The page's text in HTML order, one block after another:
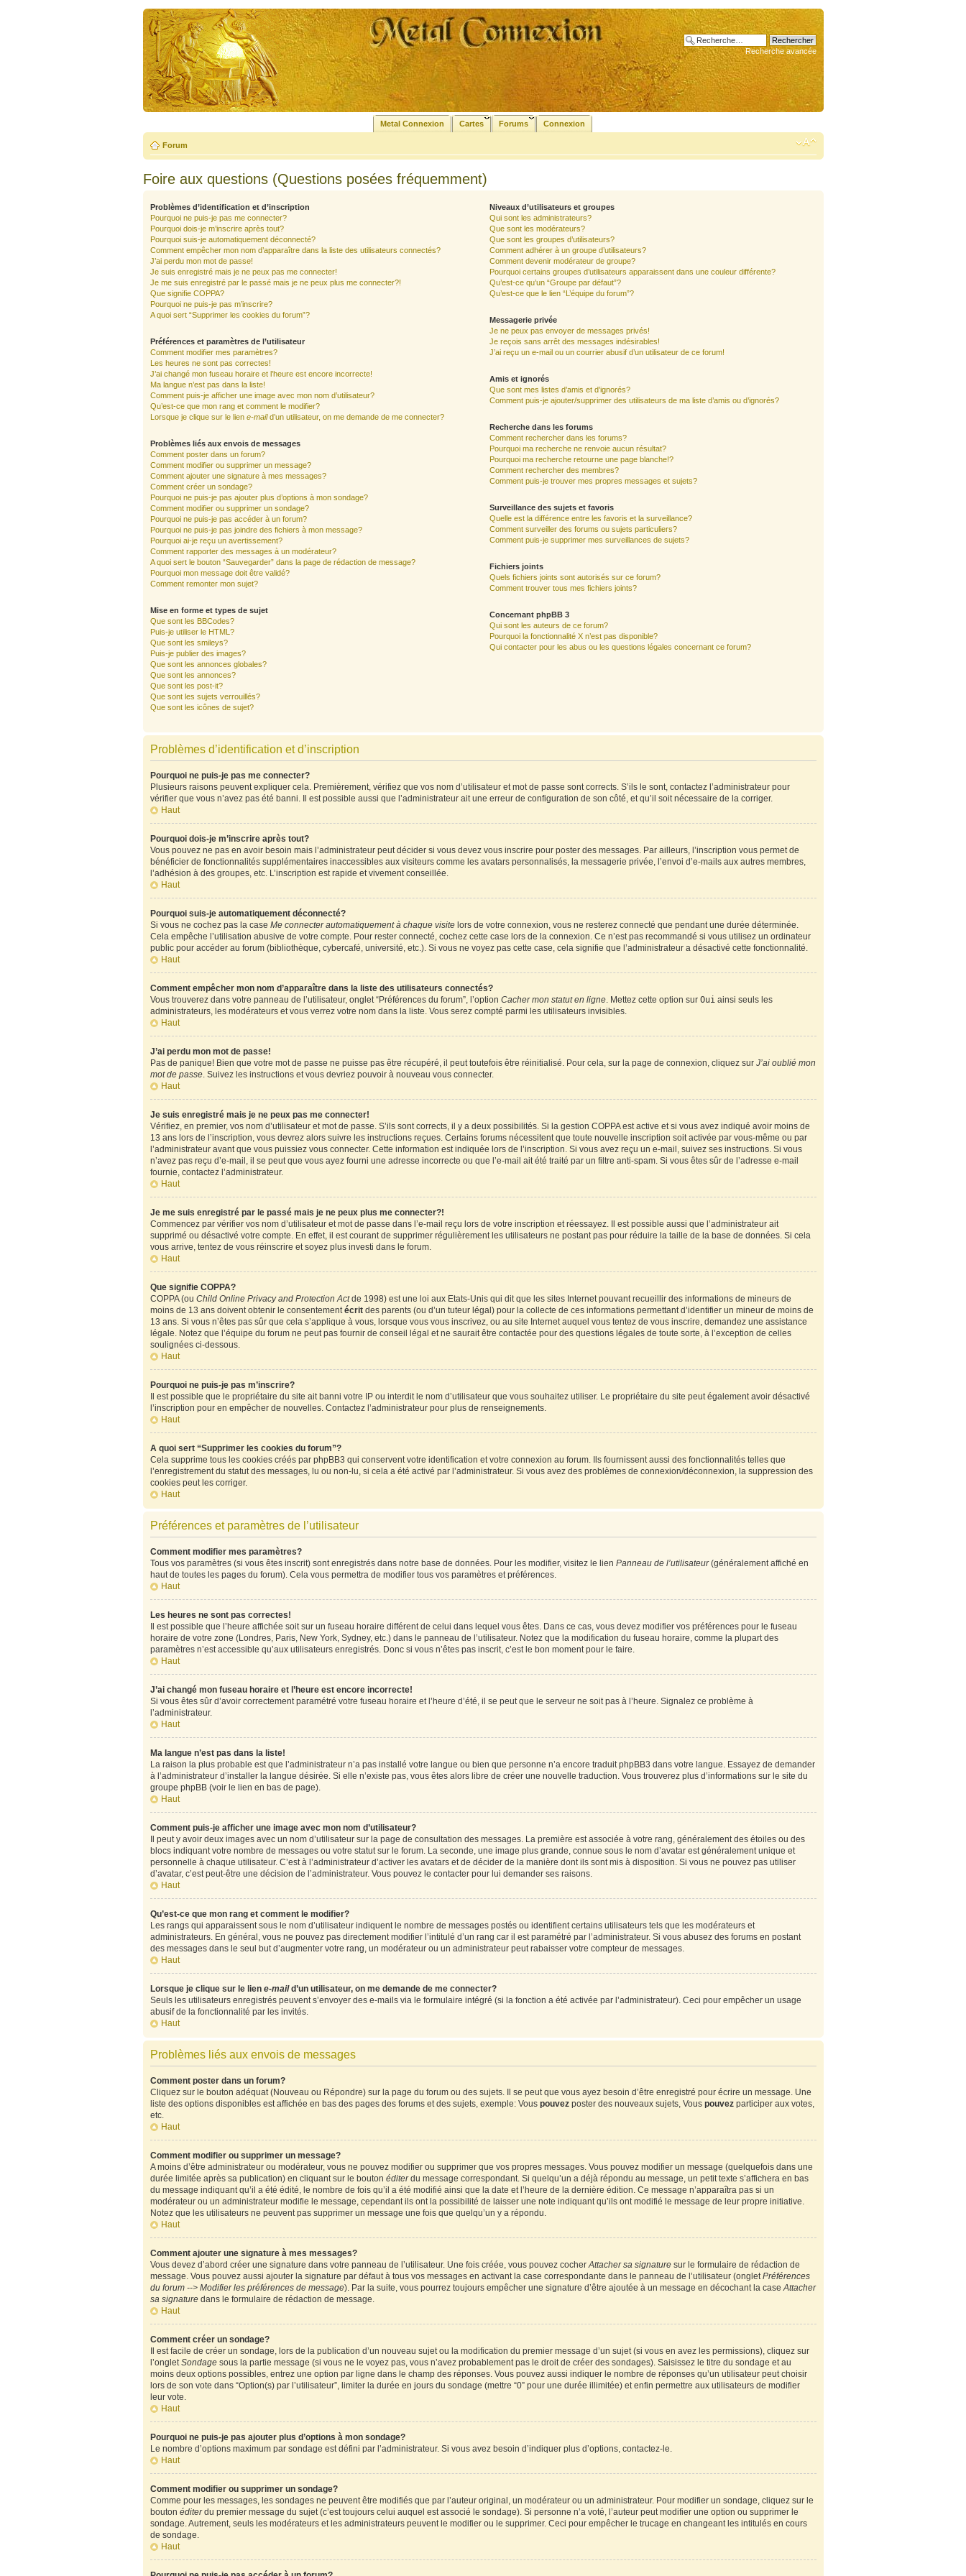
Recherche avancée
Metal Connexion Cartes Forums Connexion
Forum
Foire aux questions (Questions posées fréquemment)
Problèmes d’identification et d’inscription
Pourquoi ne puis-je pas me connecter?
Pourquoi dois-je m’inscrire après tout?
Pourquoi suis-je automatiquement déconnecté?
Comment empêcher mon nom d’apparaître dans la liste des utilisateurs connectés?
J’ai perdu mon mot de passe!
Je suis enregistré mais je ne peux pas me connecter!
Je me suis enregistré par le passé mais je ne peux plus me connecter?!
Que signifie COPPA?
Pourquoi ne puis-je pas m’inscrire?
A quoi sert “Supprimer les cookies du forum”?
Préférences et paramètres de l’utilisateur
Comment modifier mes paramètres?
Les heures ne sont pas correctes!
J’ai changé mon fuseau horaire et l’heure est encore incorrecte!
Ma langue n’est pas dans la liste!
Comment puis-je afficher une image avec mon nom d’utilisateur?
Qu’est-ce que mon rang et comment le modifier?
Lorsque je clique sur le lien e-maild’un utilisateur, on me demande de me connecter?
Problèmes liés aux envois de messages
Comment poster dans un forum?
Comment modifier ou supprimer un message?
Comment ajouter une signature à mes messages?
Comment créer un sondage?
Pourquoi ne puis-je pas ajouter plus d’options à mon sondage?
Comment modifier ou supprimer un sondage?
Pourquoi ne puis-je pas accéder à un forum?
Pourquoi ne puis-je pas joindre des fichiers à mon message?
Pourquoi ai-je reçu un avertissement?
Comment rapporter des messages à un modérateur?
A quoi sert le bouton “Sauvegarder” dans la page de rédaction de message?
Pourquoi mon message doit être validé?
Comment remonter mon sujet?
Mise en forme et types de sujet
Que sont les BBCodes?
Puis-je utiliser le HTML?
Que sont les smileys?
Puis-je publier des images?
Que sont les annonces globales?
Que sont les annonces?
Que sont les post-it?
Que sont les sujets verrouillés?
Que sont les icônes de sujet?
Niveaux d’utilisateurs et groupes
Qui sont les administrateurs?
Que sont les modérateurs?
Que sont les groupes d’utilisateurs?
Comment adhérer à un groupe d’utilisateurs?
Comment devenir modérateur de groupe?
Pourquoi certains groupes d’utilisateurs apparaissent dans une couleur différente?
Qu’est-ce qu’un “Groupe par défaut”?
Qu’est-ce que le lien “L’équipe du forum”?
Messagerie privée
Je ne peux pas envoyer de messages privés!
Je reçois sans arrêt des messages indésirables!
J’ai reçu un e-mail ou un courrier abusif d’un utilisateur de ce forum!
Amis et ignorés
Que sont mes listes d’amis et d’ignorés?
Comment puis-je ajouter/supprimer des utilisateurs de ma liste d’amis ou d’ignorés?
Recherche dans les forums
Comment rechercher dans les forums?
Pourquoi ma recherche ne renvoie aucun résultat?
Pourquoi ma recherche retourne une page blanche!?
Comment rechercher des membres?
Comment puis-je trouver mes propres messages et sujets?
Surveillance des sujets et favoris
Quelle est la différence entre les favoris et la surveillance?
Comment surveiller des forums ou sujets particuliers?
Comment puis-je supprimer mes surveillances de sujets?
Fichiers joints
Quels fichiers joints sont autorisés sur ce forum?
Comment trouver tous mes fichiers joints?
Concernant phpBB 3
Qui sont les auteurs de ce forum?
Pourquoi la fonctionnalité X n’est pas disponible?
Qui contacter pour les abus ou les questions légales concernant ce forum?
Problèmes d’identification et d’inscription
Pourquoi ne puis-je pas me connecter?
Plusieurs raisons peuvent expliquer cela. Premièrement, vérifiez que vos nom d’utilisateur et mot de passe sont corrects. S’ils le sont, contactez l’administrateur pour
vérifier que vous n’avez pas été banni. Il est possible aussi que l’administrateur ait une erreur de configuration de son côté, et qu’il soit nécessaire de la corriger.
Haut
Pourquoi dois-je m’inscrire après tout?
Vous pouvez ne pas en avoir besoin mais l’administrateur peut décider si vous devez vous inscrire pour poster des messages. Par ailleurs, l’inscription vous permet de
bénéficier de fonctionnalités supplémentaires inaccessibles aux visiteurs comme les avatars personnalisés, la messagerie privée, l’envoi d’e-mails aux autres membres,
l’adhésion à des groupes, etc. L’inscription est rapide et vivement conseillée.
Haut
Pourquoi suis-je automatiquement déconnecté?
Si vous ne cochez pas la case Me connecter automatiquement à chaque visitelors de votre connexion, vous ne resterez connecté que pendant une durée déterminée.
Cela empêche l’utilisation abusive de votre compte. Pour rester connecté, cochez cette case lors de la connexion. Ce n’est pas recommandé si vous utilisez un ordinateur
public pour accéder au forum (bibliothèque, cybercafé, université, etc.). Si vous ne voyez pas cette case, cela signifie que l’administrateur a désactivé cette fonctionnalité.
Haut
Comment empêcher mon nom d’apparaître dans la liste des utilisateurs connectés?
Vous trouverez dans votre panneau de l’utilisateur, onglet “Préférences du forum”, l’option Cacher mon statut en ligne. Mettez cette option sur Ouiainsi seuls les
administrateurs, les modérateurs et vous verrez votre nom dans la liste. Vous serez compté parmi les utilisateurs invisibles.
Haut
J’ai perdu mon mot de passe!
Pas de panique! Bien que votre mot de passe ne puisse pas être récupéré, il peut toutefois être réinitialisé. Pour cela, sur la page de connexion, cliquez sur J’ai oublié mon
mot de passe. Suivez les instructions et vous devriez pouvoir à nouveau vous connecter.
Haut
Je suis enregistré mais je ne peux pas me connecter!
Vérifiez, en premier, vos nom d’utilisateur et mot de passe. S’ils sont corrects, il y a deux possibilités. Si la gestion COPPA est active et si vous avez indiqué avoir moins de
13 ans lors de l’inscription, vous devrez alors suivre les instructions reçues. Certains forums nécessitent que toute nouvelle inscription soit activée par vous-même ou par
l’administrateur avant que vous puissiez vous connecter. Cette information est indiquée lors de l’inscription. Si vous avez reçu un e-mail, suivez ses instructions. Si vous
n’avez pas reçu d’e-mail, il se peut que vous ayez fourni une adresse incorrecte ou que l’e-mail ait été traité par un filtre anti-spam. Si vous êtes sûr de l’adresse e-mail
fournie, contactez l’administrateur.
Haut
Je me suis enregistré par le passé mais je ne peux plus me connecter?!
Commencez par vérifier vos nom d’utilisateur et mot de passe dans l’e-mail reçu lors de votre inscription et réessayez. Il est possible aussi que l’administrateur ait
supprimé ou désactivé votre compte. En effet, il est courant de supprimer régulièrement les utilisateurs ne postant pas pour réduire la taille de la base de données. Si cela
vous arrive, tentez de vous réinscrire et soyez plus investi dans le forum.
Haut
Que signifie COPPA?
COPPA (ou Child Online Privacy and Protection Actde 1998) est une loi aux Etats-Unis qui dit que les sites Internet pouvant recueillir des informations de mineurs de
moins de 13 ans doivent obtenir le consentementécritdes parents (ou d’un tuteur légal) pour la collecte de ces informations permettant d’identifier un mineur de moins de
13 ans. Si vous n’êtes pas sûr que cela s’applique à vous, lorsque vous vous inscrivez, ou au site Internet auquel vous tentez de vous inscrire, demandez une assistance
légale. Notez que l’équipe du forum ne peut pas fournir de conseil légal et ne saurait être contactée pour des questions légales de toute sorte, à l’exception de celles
soulignées ci-dessous.
Haut
Pourquoi ne puis-je pas m’inscrire?
Il est possible que le propriétaire du site ait banni votre IP ou interdit le nom d’utilisateur que vous souhaitez utiliser. Le propriétaire du site peut également avoir désactivé
l’inscription pour en empêcher de nouvelles. Contactez l’administrateur pour plus de renseignements.
Haut
A quoi sert “Supprimer les cookies du forum”?
Cela supprime tous les cookies créés par phpBB3 qui conservent votre identification et votre connexion au forum. Ils fournissent aussi des fonctionnalités telles que
l’enregistrement du statut des messages, lu ou non-lu, si cela a été activé par l’administrateur. Si vous avez des problèmes de connexion/déconnexion, la suppression des
cookies peut les corriger.
Haut
Préférences et paramètres de l’utilisateur
Comment modifier mes paramètres?
Tous vos paramètres (si vous êtes inscrit) sont enregistrés dans notre base de données. Pour les modifier, visitez le lien Panneau de l’utilisateur(généralement affiché en
haut de toutes les pages du forum). Cela vous permettra de modifier tous vos paramètres et préférences.
Haut
Les heures ne sont pas correctes!
Il est possible que l’heure affichée soit sur un fuseau horaire différent de celui dans lequel vous êtes. Dans ce cas, vous devez modifier vos préférences pour le fuseau
horaire de votre zone (Londres, Paris, New York, Sydney, etc.) dans le panneau de l’utilisateur. Notez que la modification du fuseau horaire, comme la plupart des
paramètres n’est accessible qu’aux utilisateurs enregistrés. Donc si vous n’êtes pas inscrit, c’est le bon moment pour le faire.
Haut
J’ai changé mon fuseau horaire et l’heure est encore incorrecte!
Si vous êtes sûr d’avoir correctement paramétré votre fuseau horaire et l’heure d’été, il se peut que le serveur ne soit pas à l’heure. Signalez ce problème à
l’administrateur.
Haut
Ma langue n’est pas dans la liste!
La raison la plus probable est que l’administrateur n’a pas installé votre langue ou bien que personne n’a encore traduit phpBB3 dans votre langue. Essayez de demander
à l’administrateur d’installer la langue désirée. Si elle n’existe pas, vous êtes alors libre de créer une nouvelle traduction. Vous trouverez plus d’informations sur le site du
groupe phpBB (voir le lien en bas de page).
Haut
Comment puis-je afficher une image avec mon nom d’utilisateur?
Il peut y avoir deux images avec un nom d’utilisateur sur la page de consultation des messages. La première est associée à votre rang, généralement des étoiles ou des
blocs indiquant votre nombre de messages ou votre statut sur le forum. La seconde, une image plus grande, connue sous le nom d’avatar est généralement unique et
personnelle à chaque utilisateur. C’est à l’administrateur d’activer les avatars et de décider de la manière dont ils sont mis à disposition. Si vous ne pouvez pas utiliser
d’avatar, c’est peut-être une décision de l’administrateur. Vous pouvez le contacter pour lui demander ses raisons.
Haut
Qu’est-ce que mon rang et comment le modifier?
Les rangs qui apparaissent sous le nom d’utilisateur indiquent le nombre de messages postés ou identifient certains utilisateurs tels que les modérateurs et
administrateurs. En général, vous ne pouvez pas directement modifier l’intitulé d’un rang car il est paramétré par l’administrateur. Si vous abusez des forums en postant
des messages dans le seul but d’augmenter votre rang, un modérateur ou un administrateur peut rabaisser votre compteur de messages.
Haut
Lorsque je clique sur le lien e-maild’un utilisateur, on me demande de me connecter?
Seuls les utilisateurs enregistrés peuvent s’envoyer des e-mails via le formulaire intégré (si la fonction a été activée par l’administrateur). Ceci pour empêcher un usage
abusif de la fonctionnalité par les invités.
Haut
Problèmes liés aux envois de messages
Comment poster dans un forum?
Cliquez sur le bouton adéquat (Nouveau ou Répondre) sur la page du forum ou des sujets. Il se peut que vous ayez besoin d’être enregistré pour écrire un message. Une
liste des options disponibles est affichée en bas des pages des forums et des sujets, exemple: Vous pouvezposter des nouveaux sujets, Vous pouvezparticiper aux votes,
etc.
Haut
Comment modifier ou supprimer un message?
A moins d’être administrateur ou modérateur, vous ne pouvez modifier ou supprimer que vos propres messages. Vous pouvez modifier un message (quelquefois dans une
durée limitée après sa publication) en cliquant sur le bouton éditerdu message correspondant. Si quelqu’un a déjà répondu au message, un petit texte s’affichera en bas
du message indiquant qu’il a été édité, le nombre de fois qu’il a été modifié ainsi que la date et l’heure de la dernière édition. Ce message n’apparaîtra pas si un
modérateur ou un administrateur modifie le message, cependant ils ont la possibilité de laisser une note indiquant qu’ils ont modifié le message de leur propre initiative.
Notez que les utilisateurs ne peuvent pas supprimer un message une fois que quelqu’un y a répondu.
Haut
Comment ajouter une signature à mes messages?
Vous devez d’abord créer une signature dans votre panneau de l’utilisateur. Une fois créée, vous pouvez cocherAttacher sa signaturesur le formulaire de rédaction de
message. Vous pouvez aussi ajouter la signature par défaut à tous vos messages en activant la case correspondante dans le panneau de l’utilisateur (ongletPréférences
du forum --> Modifier les préférences de message). Par la suite, vous pourrez toujours empêcher une signature d’être ajoutée à un message en décochant la caseAttacher
sa signaturedans le formulaire de rédaction de message.
Haut
Comment créer un sondage?
Il est facile de créer un sondage, lors de la publication d’un nouveau sujet ou la modification du premier message d’un sujet (si vous en avez les permissions), cliquez sur
l’ongletSondagesous la partie message (si vous ne le voyez pas, vous n’avez probablement pas le droit de créer des sondages). Saisissez le titre du sondage et au
moins deux options possibles, entrez une option par ligne dans le champ des réponses. Vous pouvez aussi indiquer le nombre de réponses qu’un utilisateur peut choisir
lors de son vote dans “Option(s) par l’utilisateur”, limiter la durée en jours du sondage (mettre “0” pour une durée illimitée) et enfin permettre aux utilisateurs de modifier
leur vote.
Haut
Pourquoi ne puis-je pas ajouter plus d’options à mon sondage?
Le nombre d’options maximum par sondage est défini par l’administrateur. Si vous avez besoin d’indiquer plus d’options, contactez-le.
Haut
Comment modifier ou supprimer un sondage?
Comme pour les messages, les sondages ne peuvent être modifiés que par l’auteur original, un modérateur ou un administrateur. Pour modifier un sondage, cliquez sur le
bouton éditerdu premier message du sujet (c’est toujours celui auquel est associé le sondage). Si personne n’a voté, l’auteur peut modifier une option ou supprimer le
sondage. Autrement, seuls les modérateurs et les administrateurs peuvent le modifier ou le supprimer. Ceci pour empêcher le trucage en changeant les intitulés en cours
de sondage.
Haut